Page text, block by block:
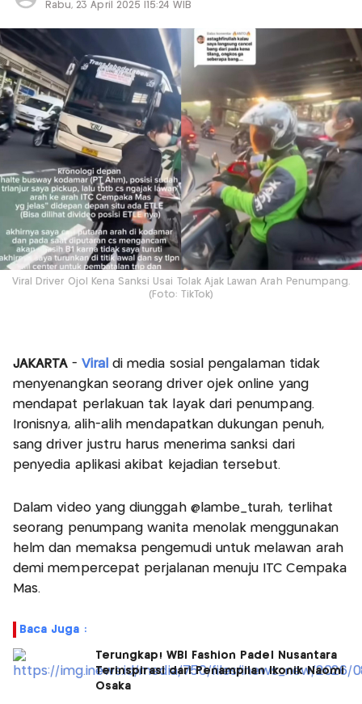
Rabu, 23 April 2025 |15:24 WIB
Viral Driver Ojol Kena Sanksi Usai Tolak Ajak Lawan Arah Penumpang.
(Foto: TikTok)
JAKARTA- Viraldi media sosial pengalaman tidak
menyenangkan seorang driver ojek online yang
mendapat perlakuan tak layak dari penumpang.
Ironisnya, alih-alih mendapatkan dukungan penuh,
sang driver justru harus menerima sanksi dari
penyedia aplikasi akibat kejadian tersebut.
Dalam video yang diunggah @lambe_turah, terlihat
seorang penumpang wanita menolak menggunakan
helm dan memaksa pengemudi untuk melawan arah
demi mempercepat perjalanan menuju ITC Cempaka
Mas.
Baca Juga :
Terungkap! WBI Fashion Padel Nusantara
Terinspirasi dari Penampilan Ikonik Naomi
Osaka